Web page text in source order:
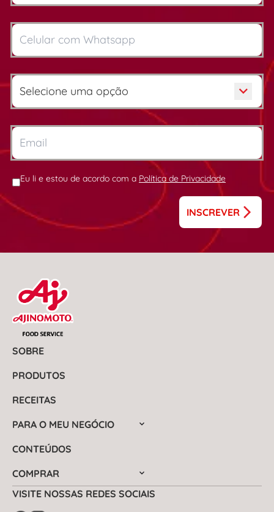
Eu li e estou de acordo com a Política de Privacidade
INSCREVER
SOBRE
PRODUTOS
RECEITAS
PARA O MEU NEGÓCIO
CONTEÚDOS
COMPRAR
VISITE NOSSAS REDES SOCIAIS